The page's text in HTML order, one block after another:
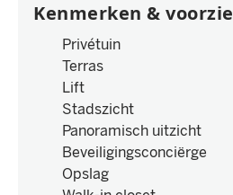
Kenmerken &
Privétuin
Terras
Lift
Stadszicht
Panoramisch uitzicht
Beveiligingsconciërge
Opslag